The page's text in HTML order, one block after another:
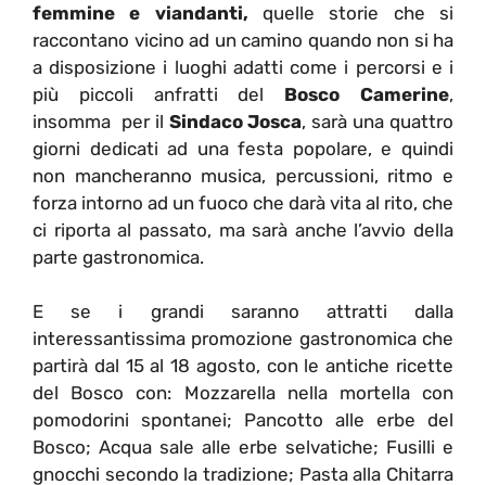
femmine e viandanti, quelle storie che si
raccontano vicino ad un camino quando non si ha
a disposizione i luoghi adatti come i percorsi e i
più piccoli anfratti del Bosco Camerine,
insomma per il Sindaco Josca, sarà una quattro
giorni dedicati ad una festa popolare, e quindi
non mancheranno musica, percussioni, ritmo e
forza intorno ad un fuoco che darà vita al rito, che
ci riporta al passato, ma sarà anche l’avvio della
parte gastronomica.
E se i grandi saranno attratti dalla
interessantissima promozione gastronomica che
partirà dal 15 al 18 agosto, con le antiche ricette
del Bosco con: Mozzarella nella mortella con
pomodorini spontanei; Pancotto alle erbe del
Bosco; Acqua sale alle erbe selvatiche; Fusilli e
gnocchi secondo la tradizione; Pasta alla Chitarra